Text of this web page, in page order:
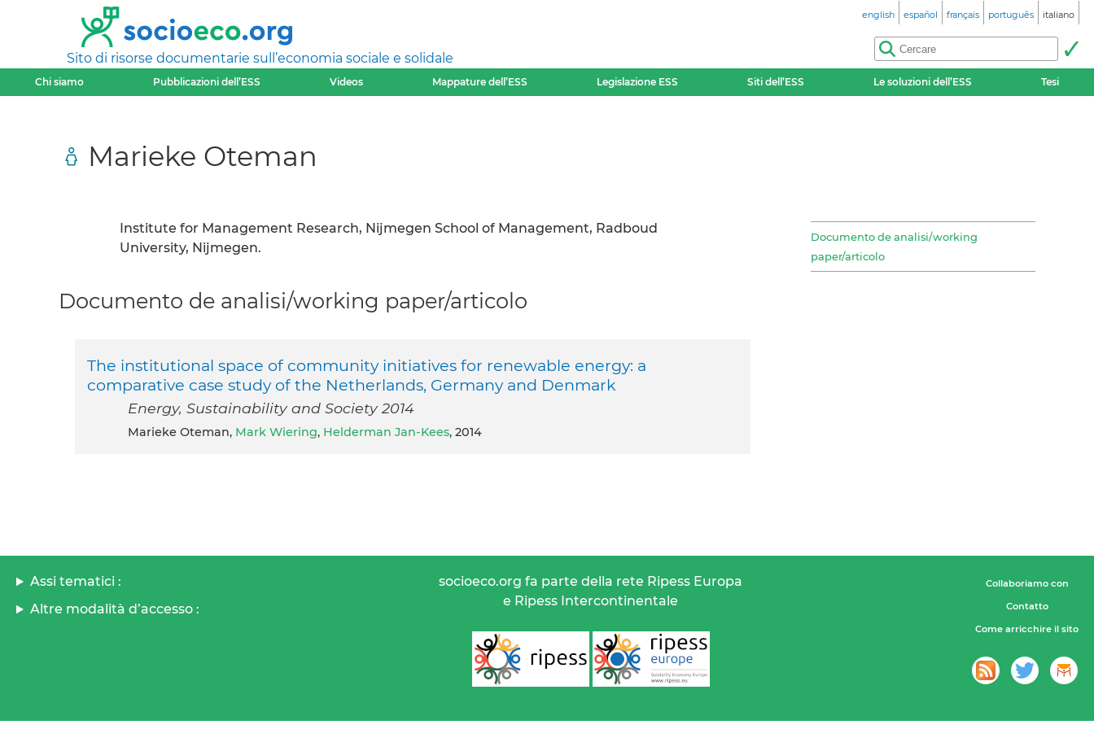
Sito di risorse documentarie sull’economia sociale e solidale
english español français português italiano
Chi siamo Pubblicazioni dell’ESS Videos Mappature dell’ESS Legislazione ESS Siti dell’ESS Le soluzioni dell’ESS Tesi
Marieke Oteman
Institute for Management Research, Nijmegen School of Management, Radboud
University, Nijmegen.
Documento de analisi/working
paper/articolo
Documento de analisi/working paper/articolo
The institutional space of community initiatives for renewable energy: a
comparative case study of the Netherlands, Germany and Denmark
Energy, Sustainability and Society 2014
Marieke Oteman, Mark Wiering, Helderman Jan-Kees, 2014
Assi tematici :
Altre modalità d’accesso :
socioeco.org fa parte della rete Ripess Europa
e Ripess Intercontinentale
Collaboriamo con
Contatto
Come arricchire il sito